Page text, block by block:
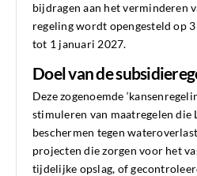
bijdragen aan het verminderen
regeling wordt opengesteld op
tot 1 januari 2027.
Doel van de
Deze zogenoemde
stimuleren van maatregelen die
beschermen tegen
projecten die zorgen voor het
tijdelijke opslag, of